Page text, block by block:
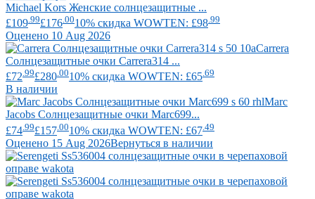
Michael Kors Женские солнцезащитные ...
£109 .99£176 .0010% скидка WOWTEN: £98 .99
Оценено 10 Aug 2026
Carrera
Солнцезащитные очки Carrera314 ...
£72 .99£280 .0010% скидка WOWTEN: £65 .69
В наличии
Marc
Jacobs Солнцезащитные очки Marc699...
£74 .99£157 .0010% скидка WOWTEN: £67 .49
Оценено 15 Aug 2026Вернуться в наличии